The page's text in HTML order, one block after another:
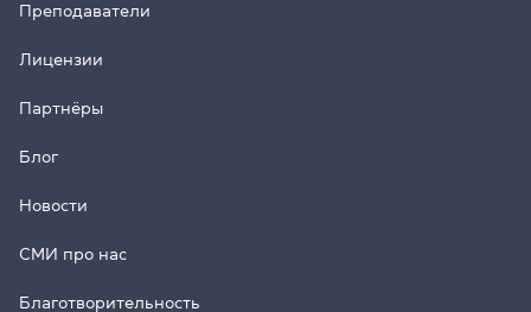
Преподаватели
Лицензии
Партнёры
Блог
Новости
СМИ про нас
Благотворительность